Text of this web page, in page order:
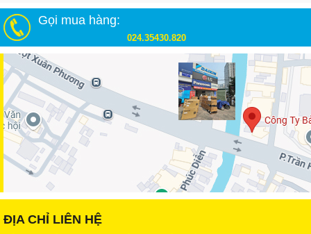
Gọi mua hàng:
024.35430.820
ĐỊA CHỈ LIÊN HỆ